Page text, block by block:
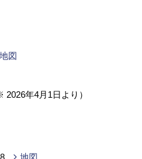
地図
2026年4月1日より）
地図